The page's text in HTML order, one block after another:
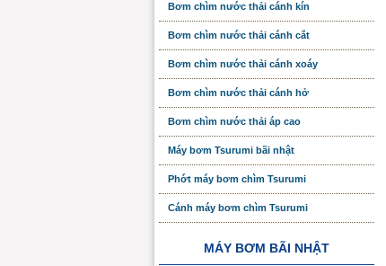
Bơm chìm nước thải cánh kín
Bơm chìm nước thải cánh cắt
Bơm chìm nước thải cánh xoáy
Bơm chìm nước thải cánh hở
Bơm chìm nước thải áp cao
Máy bơm Tsurumi bãi nhật
Phớt máy bơm chìm Tsurumi
Cánh máy bơm chìm Tsurumi
MÁY BƠM BÃI NHẬT